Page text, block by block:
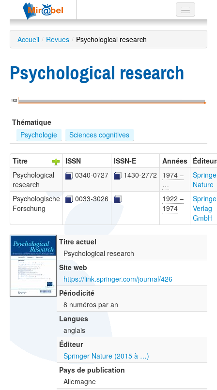
Le réseau
Soutien
Recherche
avancée
EN
ES
?
Accueil / Revues / Psychological research
Psychological research
1922
Thématique
Psychologie
Sciences cognitives
Titre ISSN ISSN-E Années
Psychological
research
0340-0727 1430-2772
1974 –
…
Nature
Psychologische
Forschung
0033-3026
1922 –
1974
Verlag
GmbH
Titre actuel
Psychological research
Site web
https://link.springer.com/journal/426
Périodicité
8 numéros par an
Langues
anglais
Éditeur
Springer Nature (2015 à …)
Pays de publication
Allemagne